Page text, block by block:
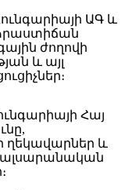
ԱԳ և
ժողովի
և այլ
Հայ
և